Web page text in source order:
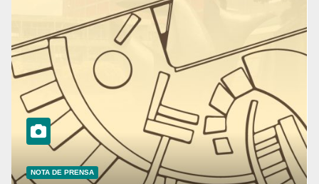
NOTA DE PRENSA